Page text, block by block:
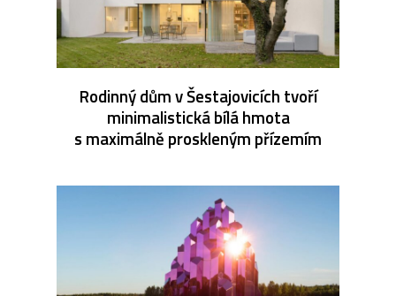
Rodinný dům v Šestajovicích tvoří
minimalistická bílá hmota
s maximálně proskleným přízemím